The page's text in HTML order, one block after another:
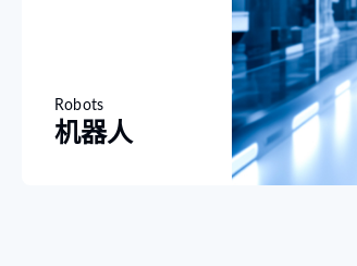
Robots
机器人